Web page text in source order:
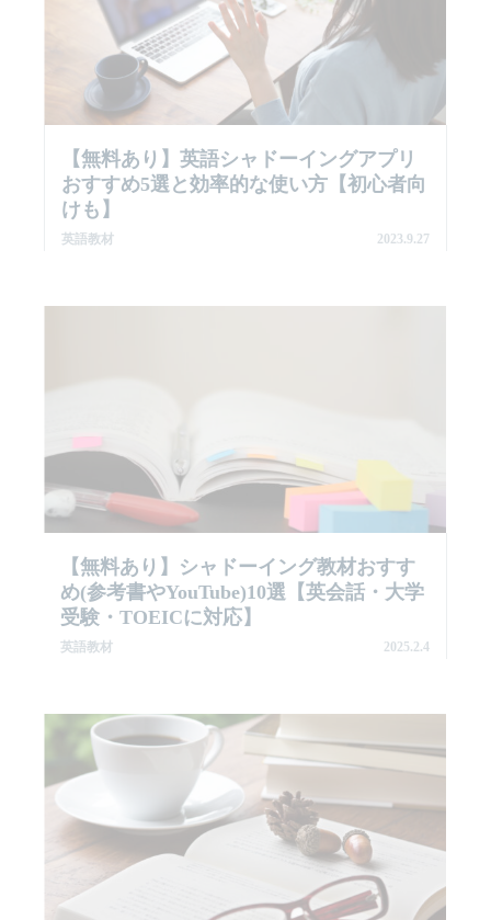
【無料あり】英語シャドーイングアプリ
おすすめ5選と効率的な使い方【初心者向
けも】
英語教材 2023.9.27
【無料あり】シャドーイング教材おすす
め(参考書やYouTube)10選【英会話・大学
受験・TOEICに対応】
英語教材 2025.2.4